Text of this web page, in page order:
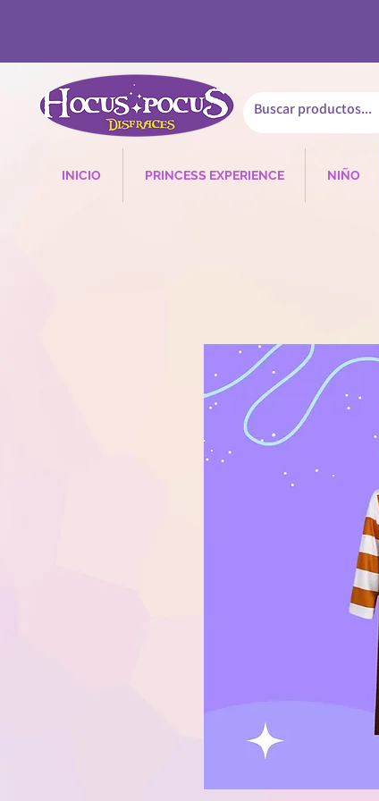
INICIO PRINCESS EXPERIENCE NIÑO